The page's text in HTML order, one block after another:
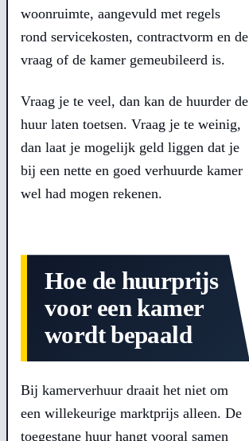
woonruimte, aangevuld met regels
rond servicekosten, contractvorm en de
vraag of de kamer gemeubileerd is.
Vraag je te veel, dan kan de huurder de
huur laten toetsen. Vraag je te weinig,
dan laat je mogelijk geld liggen dat je
bij een nette en goed verhuurde kamer
wel had mogen rekenen.
Hoe de huurprijs
voor een kamer
wordt bepaald
Bij kamerverhuur draait het niet om
een willekeurige marktprijs alleen. De
toegestane huur hangt vooral samen